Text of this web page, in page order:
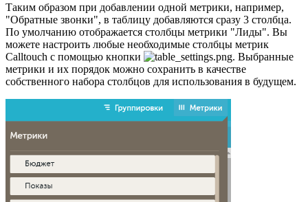
Таким образом при добавлении одной метрики, например,
"Обратные звонки", в таблицу добавляются сразу 3 столбца.
По умолчанию отображается столбцы метрики "Лиды". Вы
можете настроить любые необходимые столбцы метрик
Calltouch с помощью кнопки
. Выбранные
метрики и их порядок можно сохранить в качестве
собственного набора столбцов для использования в будущем.